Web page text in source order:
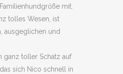
mit.
tolles Wesen, ist
ausgeglichen und
ganz toller Schatz auf
sich Nico schnell in